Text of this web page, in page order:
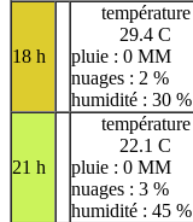
18 h
température
29.4 C
pluie : 0 MM
nuages : 2 %
humidité : 30 %
21 h
température
22.1 C
pluie : 0 MM
nuages : 3 %
humidité : 45 %